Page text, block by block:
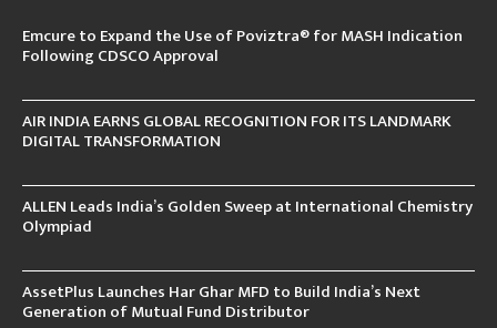
Emcure to Expand the Use of Poviztra® for MASH Indication
Following CDSCO Approval
AIR INDIA EARNS GLOBAL RECOGNITION FOR ITS LANDMARK
DIGITAL TRANSFORMATION
ALLEN Leads India’s Golden Sweep at International Chemistry
Olympiad
AssetPlus Launches Har Ghar MFD to Build India’s Next
Generation of Mutual Fund Distributor